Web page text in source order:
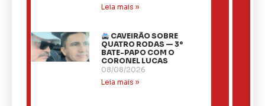
Leia mais »
CAVEIRÃO SOBRE
QUATRO RODAS — 3º
BATE-PAPO COM O
CORONEL LUCAS
08/08/2026
Leia mais »